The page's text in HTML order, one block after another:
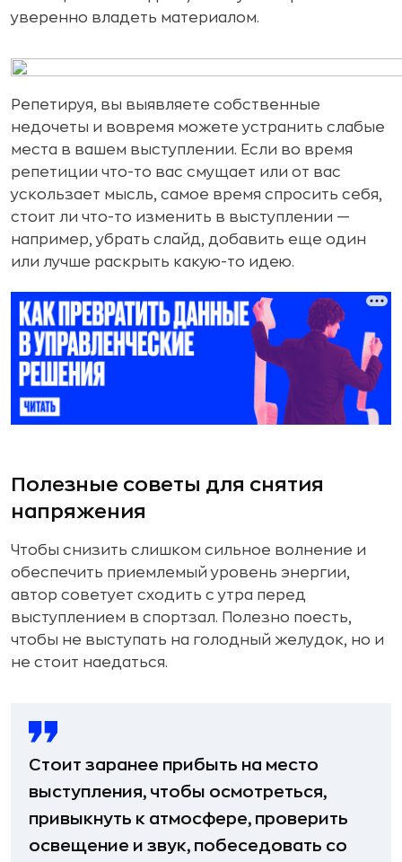
уверенно владеть материалом.
Репетируя, вы выявляете собственные
недочеты и вовремя можете устранить слабые
места в вашем выступлении. Если во время
репетиции что-то вас смущает или от вас
ускользает мысль, самое время спросить себя,
стоит ли что-то изменить в выступлении —
например, убрать слайд, добавить еще один
или лучше раскрыть какую-то идею.
Полезные советы для снятия
напряжения
Чтобы снизить слишком сильное волнение и
обеспечить приемлемый уровень энергии,
автор советует сходить с утра перед
выступлением в спортзал. Полезно поесть,
чтобы не выступать на голодный желудок, но и
не стоит наедаться.
Стоит заранее прибыть на место
выступления, чтобы осмотреться,
привыкнуть к атмосфере, проверить
освещение и звук, побеседовать со